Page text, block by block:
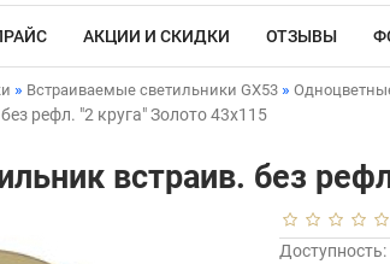
АКЦИИ И СКИДКИ ОТЗЫВЫ
Встраиваемые светильники GX53
рефл. "2 круга" Золото 43x115
встраив. без
Доступность: